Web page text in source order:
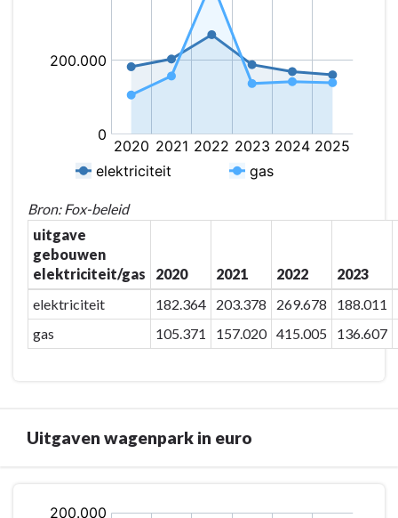
elektriciteit/gas
Bron: Fox-beleid
uitgave
gebouwen
elektriciteit/gas
2020 2021 2022 2023
elektriciteit
182.364 203.378 269.678 188.011
gas
105.371 157.020 415.005 136.607
Uitgaven wagenpark in euro